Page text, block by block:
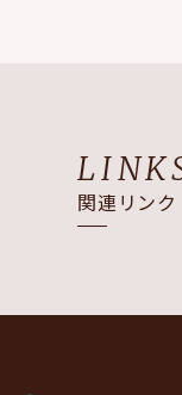
関連リンク